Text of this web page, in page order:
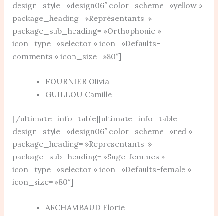
design_style= »design06″ color_scheme= »yellow »
package_heading= »Représentants »
package_sub_heading= »Orthophonie »
icon_type= »selector » icon= »Defaults-
comments » icon_size= »80″]
FOURNIER Olivia
GUILLOU Camille
[/ultimate_info_table][ultimate_info_table
design_style= »design06″ color_scheme= »red »
package_heading= »Représentants »
package_sub_heading= »Sage-femmes »
icon_type= »selector » icon= »Defaults-female »
icon_size= »80″]
ARCHAMBAUD Florie